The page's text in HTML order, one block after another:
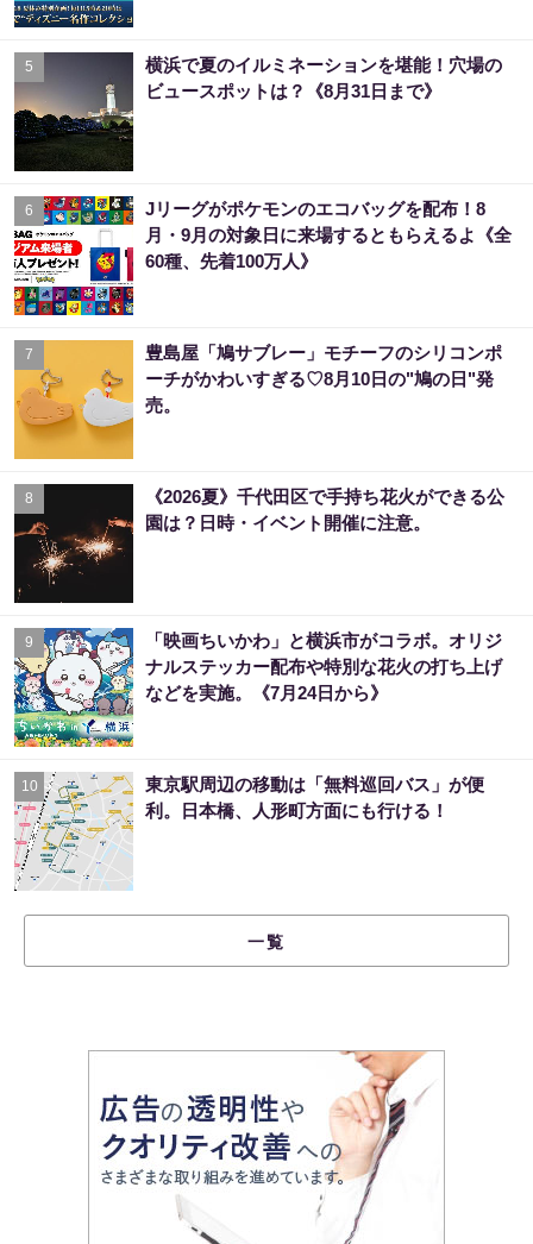
5
横浜で夏のイルミネーションを堪能！穴場の
ビュースポットは？《8月31日まで》
6
Jリーグがポケモンのエコバッグを配布！8
月・9月の対象日に来場するともらえるよ《全
60種、先着100万人》
7
豊島屋「鳩サブレー」モチーフのシリコンポ
ーチがかわいすぎる♡8月10日の"鳩の日"発
売。
8
《2026夏》千代田区で手持ち花火ができる公
園は？日時・イベント開催に注意。
9
「映画ちいかわ」と横浜市がコラボ。オリジ
ナルステッカー配布や特別な花火の打ち上げ
などを実施。《7月24日から》
10
東京駅周辺の移動は「無料巡回バス」が便
利。日本橋、人形町方面にも行ける！
一覧